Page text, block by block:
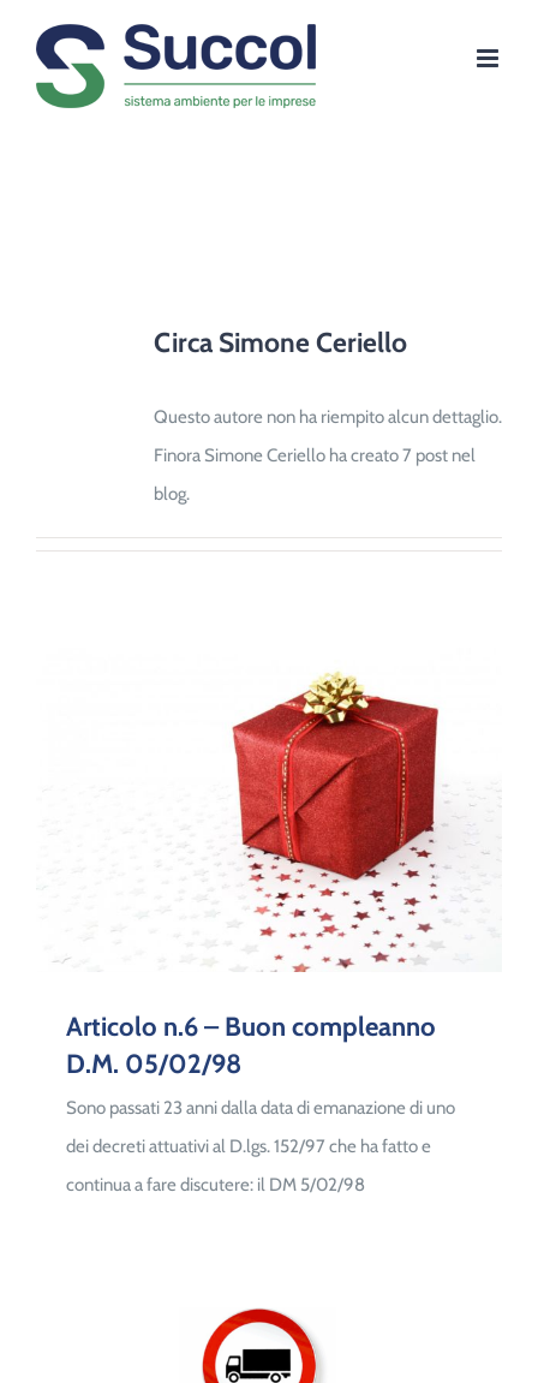
contenuto
Circa Simone Ceriello
Questo autore non ha riempito alcun dettaglio.
Finora Simone Ceriello ha creato 7 post nel
blog.
Articolo n.6 – Buon compleanno
D.M. 05/02/98
Sono passati 23 anni dalla data di emanazione di uno
dei decreti attuativi al D.lgs. 152/97 che ha fatto e
continua a fare discutere: il DM 5/02/98